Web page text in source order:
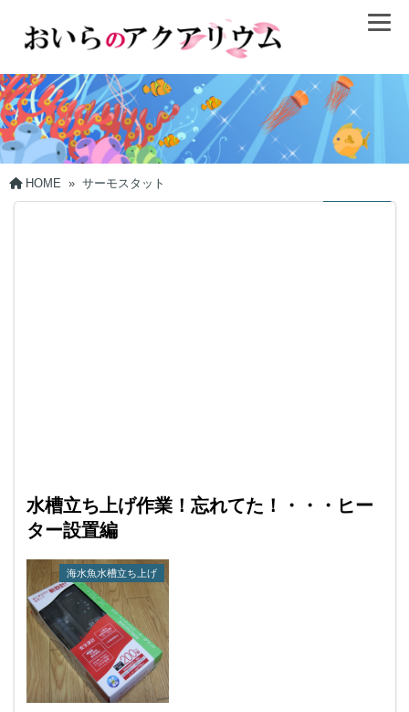
HOME » サーモスタット
水槽立ち上げ作業！忘れてた！・・・ヒー
ター設置編
海水魚水槽立ち上げ